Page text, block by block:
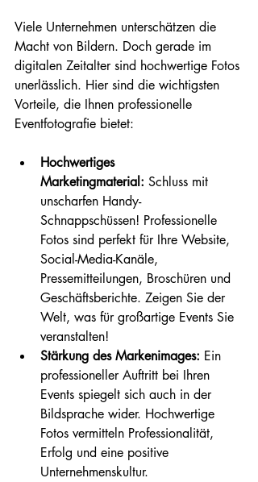
Viele Unternehmen unterschätzen die
Macht von Bildern. Doch gerade im
digitalen Zeitalter sind hochwertige Fotos
unerlässlich. Hier sind die wichtigsten
Vorteile, die Ihnen professionelle
Eventfotografie bietet:
Hochwertiges
Marketingmaterial: Schluss mit
unscharfen Handy-
Schnappschüssen! Professionelle
Fotos sind perfekt für Ihre Website,
Social-Media-Kanäle,
Pressemitteilungen, Broschüren und
Geschäftsberichte. Zeigen Sie der
Welt, was für großartige Events Sie
veranstalten!
Stärkung des Markenimages: Ein
professioneller Auftritt bei Ihren
Events spiegelt sich auch in der
Bildsprache wider. Hochwertige
Fotos vermitteln Professionalität,
Erfolg und eine positive
Unternehmenskultur.